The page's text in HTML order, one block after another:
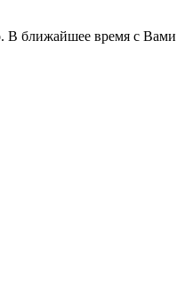
ближайшее время с Вами